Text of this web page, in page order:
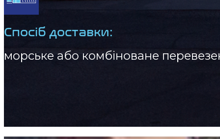
Спосіб доставки:
морське або комбіноване